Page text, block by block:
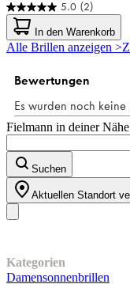
5.0 (2)
5.0
von
5
Sternen.
Bewertungen
In den Warenkorb
Alle Brillen anzeigen >
Fielmann in deiner
Suchen
Aktuellen Standort
Kategorien
Damensonnenbrillen